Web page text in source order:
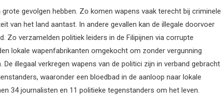
gevolgen hebben. Zo komen wapens vaak terecht bij criminele
van het land aantast. In andere gevallen kan de illegale doorvoer
Zo verzamelden politiek leiders in de Filipijnen via corrupte
lokale wapenfabrikanten omgekocht om zonder vergunning
illegaal verkregen wapens van de politici zijn in verband gebracht
waaronder een bloedbad in de aanloop naar lokale
34 journalisten en 11 politieke tegenstanders om het leven.